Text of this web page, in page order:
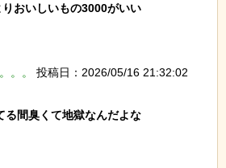
おいしいもの3000がいい
。。
投稿日：2026/05/16 21:32:02
る間臭くて地獄なんだよな